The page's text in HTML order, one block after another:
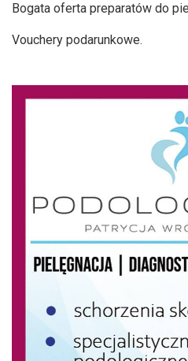
Bogata oferta preparatów do
Vouchery podarunkowe.